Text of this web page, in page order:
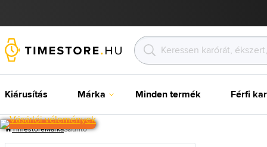
Kiárusítás Márka Minden termék Férfi
TimestoreMárkaSuunto